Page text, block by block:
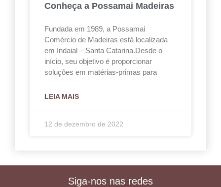
Conheça a Possamai Madeiras
Fundada em 1989, a Possamai
Comércio de Madeiras está localizada
em Indaial – Santa Catarina.Desde o
início, seu objetivo é proporcionar
soluções em matérias-primas para
LEIA MAIS
12 de dezembro de 2022
Siga-nos nas redes